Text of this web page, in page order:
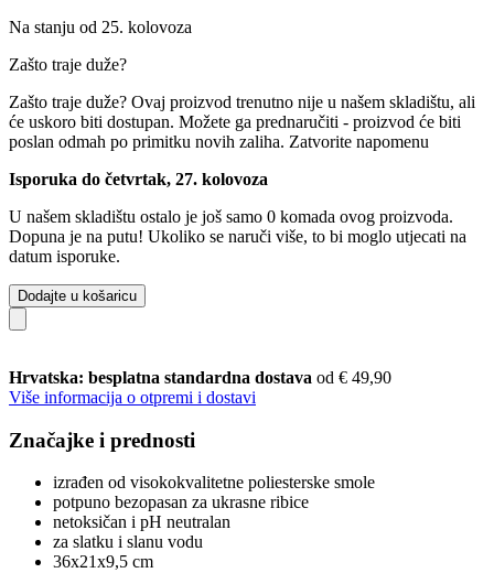
Na stanju od 25. kolovoza
Zašto traje duže?
Zašto traje duže? Ovaj proizvod trenutno nije u našem skladištu, ali
će uskoro biti dostupan. Možete ga prednaručiti - proizvod će biti
poslan odmah po primitku novih zaliha. Zatvorite napomenu
Isporuka do četvrtak, 27. kolovoza
U našem skladištu ostalo je još samo 0 komada ovog proizvoda.
Dopuna je na putu! Ukoliko se naruči više, to bi moglo utjecati na
datum isporuke.
Dodajte u košaricu
Hrvatska: besplatna standardna dostava od € 49,90
Više informacija o otpremi i dostavi
Značajke i prednosti
izrađen od visokokvalitetne poliesterske smole
potpuno bezopasan za ukrasne ribice
netoksičan i pH neutralan
za slatku i slanu vodu
36x21x9,5 cm